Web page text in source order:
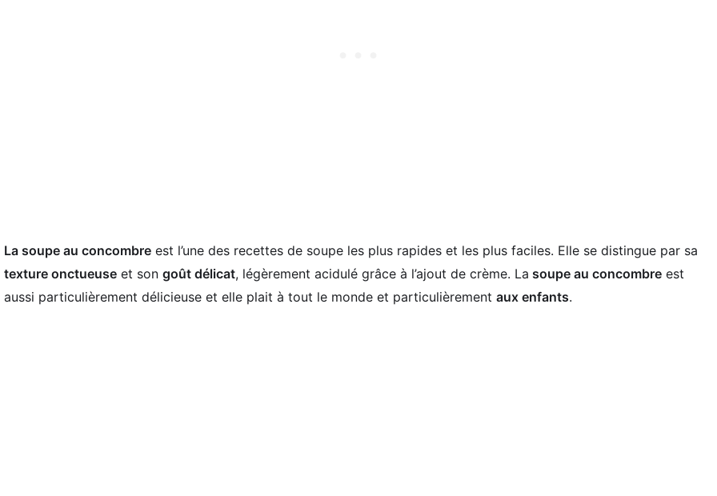
La soupe au concombre est l’une des recettes de soupe les plus rapides et les plus faciles. Elle se distingue par sa
texture onctueuse et son goût délicat, légèrement acidulé grâce à l’ajout de crème. La soupe au concombre est
aussi particulièrement délicieuse et elle plait à tout le monde et particulièrement aux enfants.